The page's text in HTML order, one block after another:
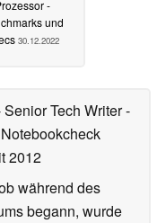
-
und
30.12.2022
Senior Tech Writer-
2012
während des
begann, wurde